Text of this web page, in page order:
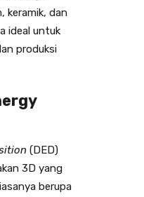
keramik, dan
ideal untuk
produksi
(DED)
3D yang
berupa